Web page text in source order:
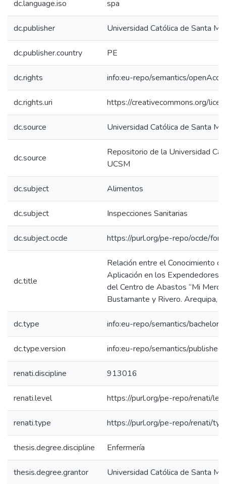
dc.language.iso spa
dc.publisher Universidad Católica de Santa
dc.publisher.country PE
dc.rights info:eu-repo/semantics/
dc.rights.uri https://creativecommons.org/
dc.source Universidad Católica de Santa
dc.source
Repositorio de la Universidad
UCSM
dc.subject Alimentos
dc.subject Inspecciones Sanitarias
dc.subject.ocde https://purl.org/pe-repo/ocde/
dc.title
Relación entre el Conocimiento
Aplicación en los Expendedores
del Centro de Abastos “Mi
Bustamante y Rivero. Arequipa,
dc.type info:eu-repo/semantics/
dc.type.version info:eu-repo/semantics/
renati.discipline 913016
renati.level https://purl.org/pe-repo/renati/
renati.type https://purl.org/pe-repo/renati/
thesis.degree.discipline Enfermería
thesis.degree.grantor Universidad Católica de Santa